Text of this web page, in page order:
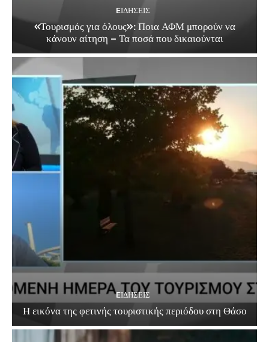
EΙΔΗΣΕΙΣ
«Τουρισμός για όλους»: Ποια ΑΦΜ μπορούν να
κάνουν αίτηση – Τα ποσά που δικαιούνται
EΙΔΗΣΕΙΣ
Η εικόνα της φετινής τουριστικής περιόδου στη Θάσο